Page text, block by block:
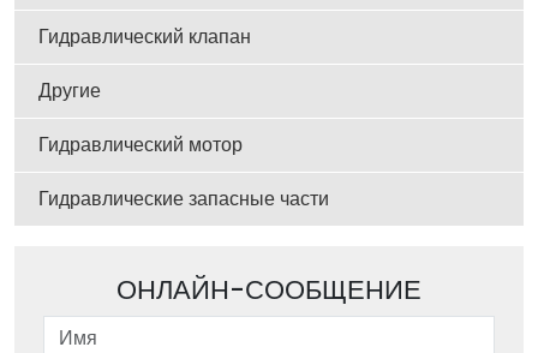
Гидравлический клапан
Другие
Гидравлический мотор
Гидравлические запасные части
ОНЛАЙН-СООБЩЕНИЕ